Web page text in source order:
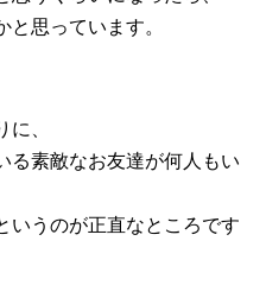
思っています。
、
る素敵なお友達が何人もい
いうのが正直なところです